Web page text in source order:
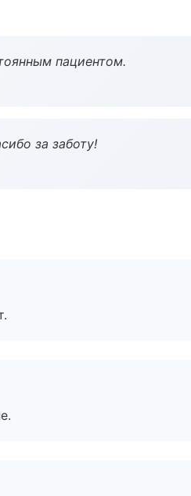
пациентом.
за заботу!